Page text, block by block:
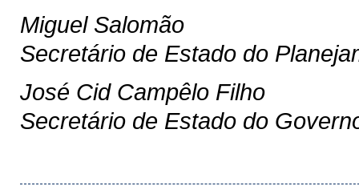
Miguel Salomão
Secretário de Estado do
José Cid Campêlo Filho
Secretário de Estado do